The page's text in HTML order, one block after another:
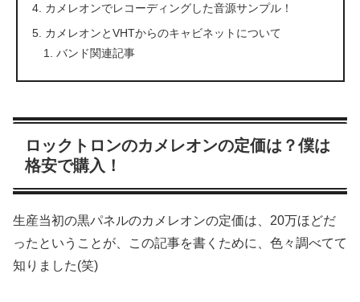
カメレオンでレコーディングした音源サンプル！
カメレオンとVHTからのキャビネットについて
バンド関連記事
ロックトロンのカメレオンの定価は？僕は
格安で購入！
生産当初の黒パネルのカメレオンの定価は、20万ほどだ
ったということが、この記事を書くために、色々調べてて
知りました(笑)